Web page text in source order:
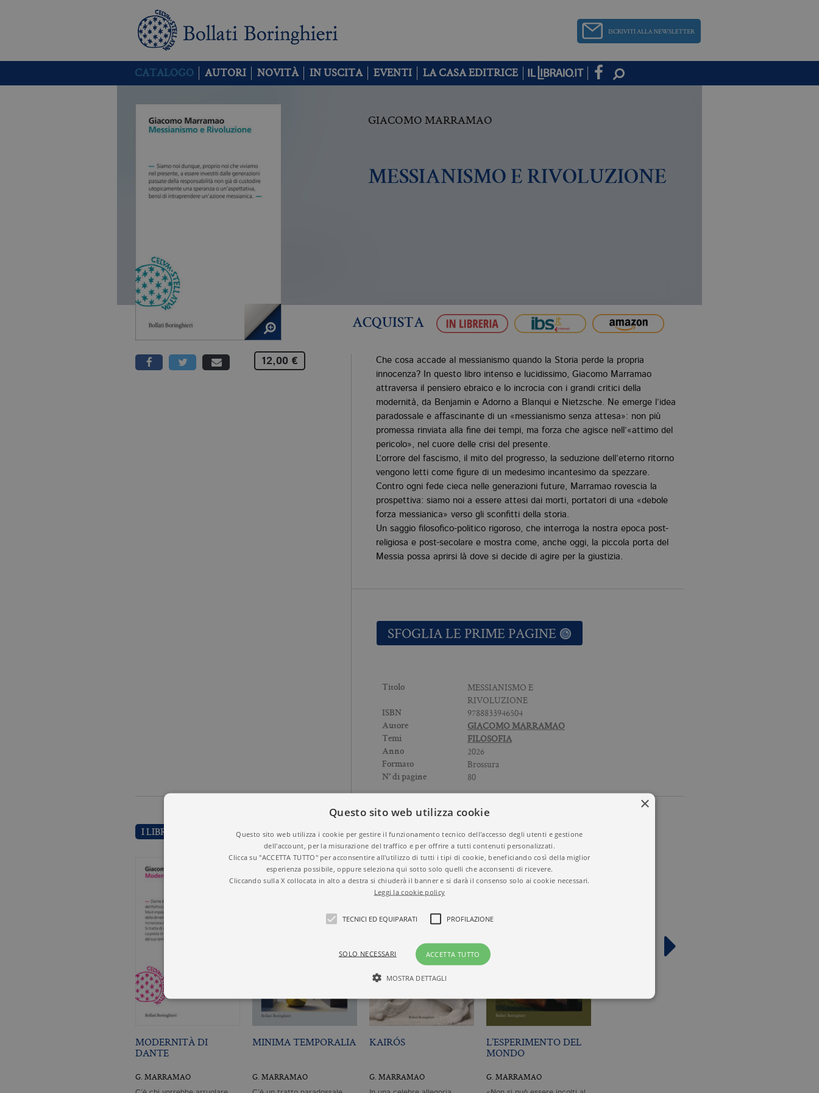
CATALOGO AUTORI NOVITÀ IN USCITA EVENTI LA CASA EDITRICE
12,00 €
GIACOMO MARRAMAO
MESSIANISMO E RIVOLUZIONE
ACQUISTA
Che cosa accade al messianismo quando la Storia perde la propria
innocenza? In questo libro intenso e lucidissimo, Giacomo Marramao
attraversa il pensiero ebraico e lo incrocia con i grandi critici della
modernità, da Benjamin e Adorno a Blanqui e Nietzsche. Ne emerge l’idea
paradossale e affascinante di un «messianismo senza attesa»: non più
promessa rinviata alla fine dei tempi, ma forza che agisce nell’«attimo del
pericolo», nel cuore delle crisi del presente.
L’orrore del fascismo, il mito del progresso, la seduzione dell’eterno ritorno
vengono letti come figure di un medesimo incantesimo da spezzare.
Contro ogni fede cieca nelle generazioni future, Marramao rovescia la
prospettiva: siamo noi a essere attesi dai morti, portatori di una «debole
forza messianica» verso gli sconfitti della storia.
Un saggio filosofico-politico rigoroso, che interroga la nostra epoca post-
religiosa e post-secolare e mostra come, anche oggi, la piccola porta del
Messia possa aprirsi là dove si decide di agire per la giustizia.
SFOGLIA LE PRIME PAGINE
Titolo
MESSIANISMO E
RIVOLUZIONE
ISBN 9788833946504
Autore GIACOMO MARRAMAO
Temi FILOSOFIA
Anno 2026
Formato Brossura
N° di pagine 80
I LIBRI DI GIACOMO MARRAMAO
MODERNITÀ DI
DANTE
G. MARRAMAO
MINIMA TEMPORALIA
G. MARRAMAO
KAIRÓS
G. MARRAMAO
L’ESPERIMENTO DEL
MONDO
G. MARRAMAO
×
Questo sito web utilizza cookie
Questo sito web utilizza i cookie per gestire il funzionamento tecnico dell'accesso degli utenti e gestione
dell'account, per la misurazione del traffico e per offrire a tutti contenuti personalizzati.
Clicca su "ACCETTA TUTTO" per acconsentire all'utilizzo di tutti i tipi di cookie, beneficiando così della miglior
esperienza possibile, oppure seleziona qui sotto solo quelli che acconsenti di ricevere.
Cliccando sulla X collocata in alto a destra si chiuderà il banner e si darà il consenso solo ai cookie necessari.
Leggi la cookie policy
TECNICI ED EQUIPARATI PROFILAZIONE
ACCETTA TUTTO
SOLO NECESSARI
MOSTRA DETTAGLI
Tecnici ed equiparati Profilazione
I cookie tecnici sono strettamente necessari, consentono la funzionalità del sito Web principale come l'accesso degli utenti e la gestione
dell'account. Il sito Web non può essere utilizzato correttamente senza i cookie strettamente necessari. Col rispetto delle condizioni previste dal